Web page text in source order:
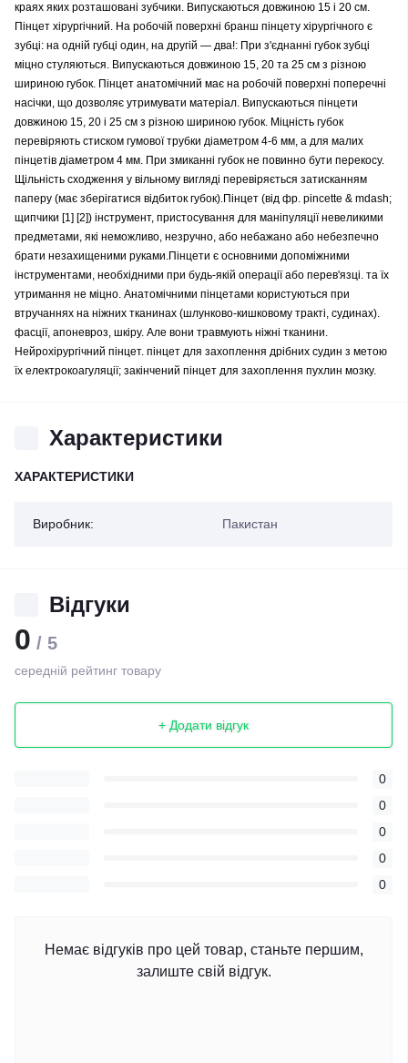
краях яких розташовані зубчики. Випускаються довжиною 15 і 20 см.
Пінцет хірургічний. На робочій поверхні бранш пінцету хірургічного є
зубці: на одній губці один, на другій — два!: При з'єднанні губок зубці
міцно стуляються. Випускаються довжиною 15, 20 та 25 см з різною
шириною губок. Пінцет анатомічний має на робочій поверхні поперечні
насічки, що дозволяє утримувати матеріал. Випускаються пінцети
довжиною 15, 20 і 25 см з різною шириною губок. Міцність губок
перевіряють стиском гумової трубки діаметром 4-6 мм, а для малих
пінцетів діаметром 4 мм. При змиканні губок не повинно бути перекосу.
Щільність сходження у вільному вигляді перевіряється затисканням
паперу (має зберігатися відбиток губок).Пінцет (від фр. pincette & mdash;
щипчики [1] [2]) інструмент, пристосування для маніпуляції невеликими
предметами, які неможливо, незручно, або небажано або небезпечно
брати незахищеними руками.Пінцети є основними допоміжними
інструментами, необхідними при будь-якій операції або перев'язці. та їх
утримання не міцно. Анатомічними пінцетами користуються при
втручаннях на ніжних тканинах (шлунково-кишковому тракті, судинах).
фасції, апоневроз, шкіру. Але вони травмують ніжні тканини.
Нейрохірургічний пінцет. пінцет для захоплення дрібних судин з метою
їх електрокоагуляції; закінчений пінцет для захоплення пухлин мозку.
Характеристики
ХАРАКТЕРИСТИКИ
Виробник: Пакистан
Відгуки
0 / 5
середній рейтинг товару
+ Додати відгук
0
0
0
0
0
Немає відгуків про цей товар, станьте першим,
залиште свій відгук.